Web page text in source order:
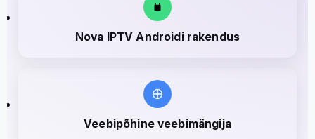
Nova IPTV Androidi rakendus
Veebipõhine veebimängija